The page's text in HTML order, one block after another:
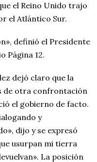
el Reino Unido trajo
el Atlántico Sur.
definió el Presidente
Página 12.
dejó claro que la
de otra confrontación
el gobierno de facto.
y
dijo y se expresó
usurpan mi tierra
La posición